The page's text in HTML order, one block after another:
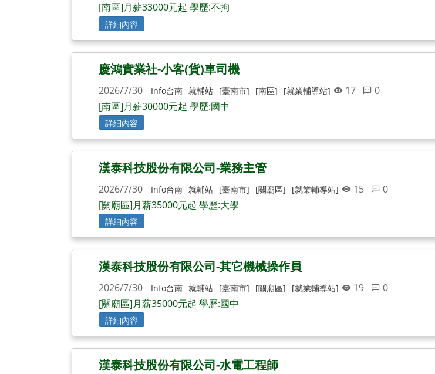
[南區]月薪33000元起 學歷:不拘
詳細內容
慶鴻實業社-小客(貨)車司機
2026/7/30 Info台南 就輔站 [臺南市] [南區] [就業輔導站] 17
0
[南區]月薪30000元起 學歷:國中
詳細內容
漢泰科技股份有限公司-業務主管
2026/7/30 Info台南 就輔站 [臺南市] [關廟區] [就業輔導站] 15
0
[關廟區]月薪35000元起 學歷:大學
詳細內容
漢泰科技股份有限公司-其它機械操作員
2026/7/30 Info台南 就輔站 [臺南市] [關廟區] [就業輔導站] 19
0
[關廟區]月薪35000元起 學歷:國中
詳細內容
漢泰科技股份有限公司-水電工程師